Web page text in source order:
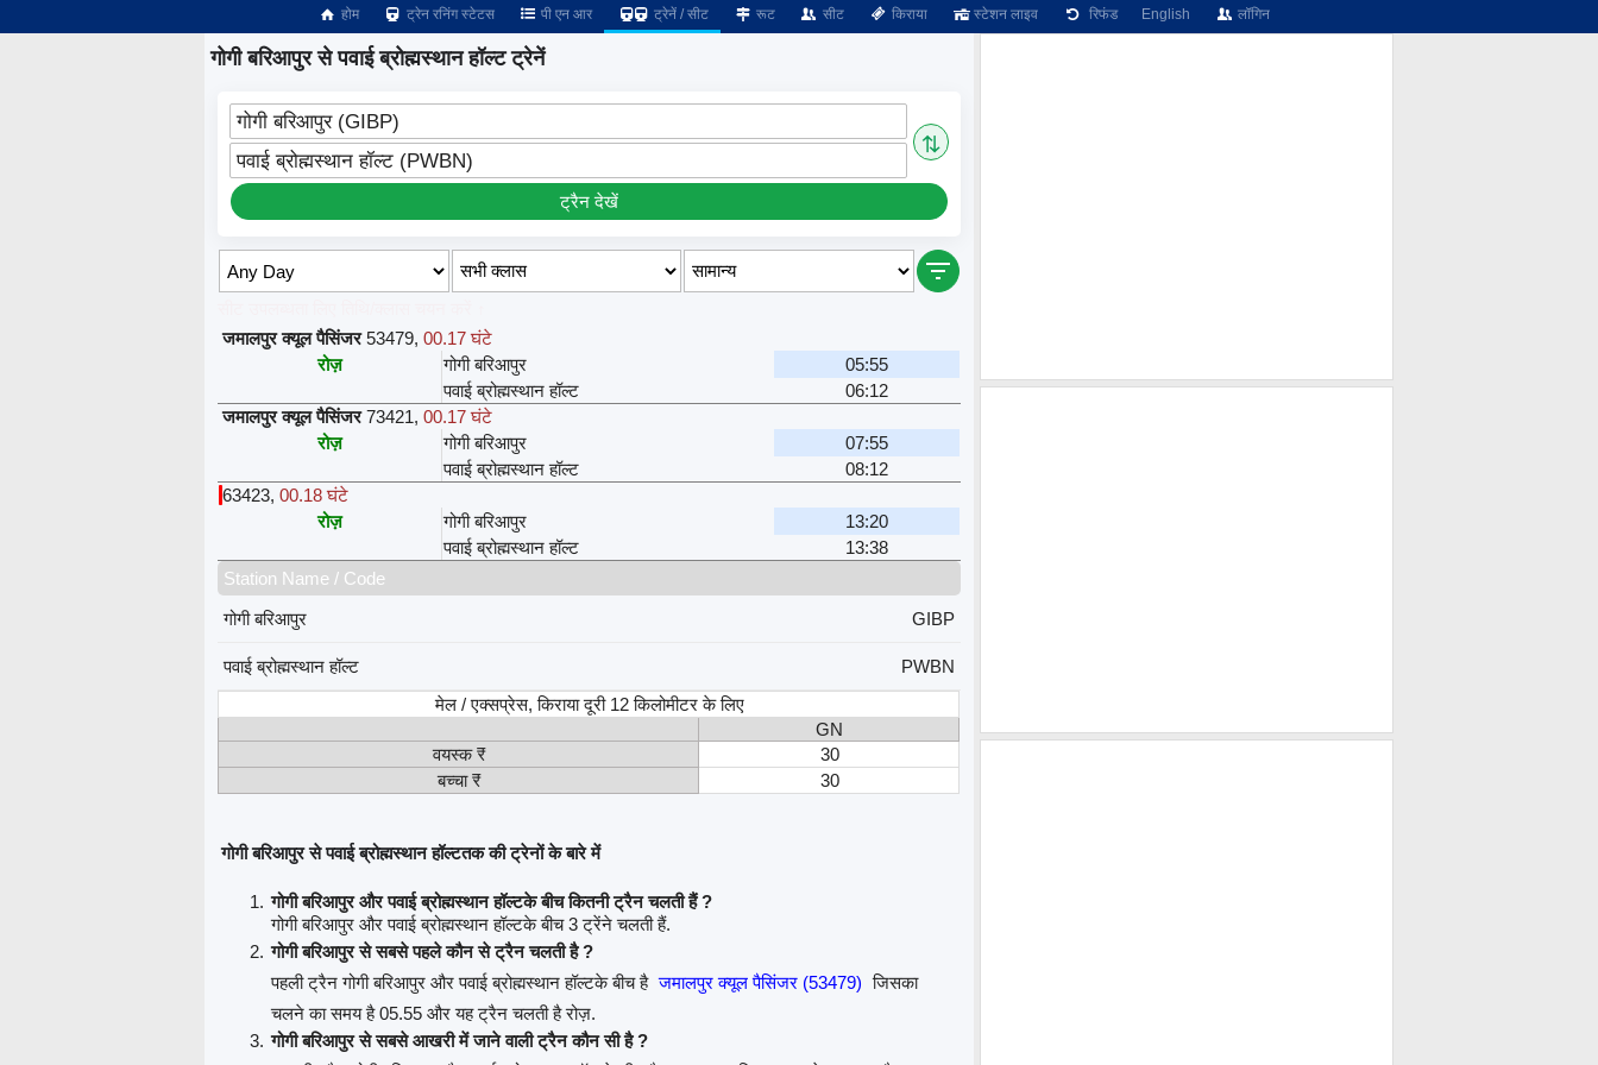
होम ट्रेन रनिंग स्टेटस पी एन आर ट्रेनें / सीट रूट सीट किराया स्टेशन लाइव रिफंड English लॉगिन
गोगी बरिआपुर से पवाई ब्रोह्मस्थान हॉल्ट ट्रेनें
गोगी बरिआपुर (GIBP)
⇅
पवाई ब्रोह्मस्थान हॉल्ट (PWBN)
ट्रैन देखें
जमालपुर क्यूल पैसिंजर 53479,00.17 घंटे
रोज़
गोगी बरिआपुर
05:55
पवाई ब्रोह्मस्थान हॉल्ट
06:12
जमालपुर क्यूल पैसिंजर 73421,00.17 घंटे
रोज़
गोगी बरिआपुर
07:55
पवाई ब्रोह्मस्थान हॉल्ट
08:12
63423,00.18 घंटे
रोज़
गोगी बरिआपुर
13:20
पवाई ब्रोह्मस्थान हॉल्ट
13:38
Station Name / Code
गोगी बरिआपुर
GIBP
पवाई ब्रोह्मस्थान हॉल्ट
PWBN
मेल / एक्सप्रेस, किराया दूरी 12 किलोमीटर के लिए
GN
वयस्क ₹
30
बच्चा ₹
30
गोगी बरिआपुर से पवाई ब्रोह्मस्थान हॉल्टतक की ट्रेनों के बारे में
गोगी बरिआपुर और पवाई ब्रोह्मस्थान हॉल्टके बीच कितनी ट्रैन चलती हैं ?
गोगी बरिआपुर और पवाई ब्रोह्मस्थान हॉल्टके बीच 3 ट्रेंने चलती हैं.
गोगी बरिआपुर से सबसे पहले कौन से ट्रैन चलती है ?
पहली ट्रैन गोगी बरिआपुर और पवाई ब्रोह्मस्थान हॉल्टके बीच है जमालपुर क्यूल पैसिंजर (53479) जिसका
चलने का समय है 05.55 और यह ट्रैन चलती है रोज़.
गोगी बरिआपुर से सबसे आखरी में जाने वाली ट्रैन कौन सी है ?